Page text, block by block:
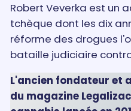
Robert Veverka est un
tchèque dont les dix
réforme des drogues
bataille judiciaire
L'ancien fondateur et
du magazine